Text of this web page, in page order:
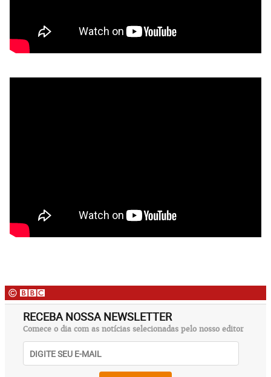
RECEBA NOSSA NEWSLETTER
Comece o dia com as notícias selecionadas pelo nosso editor